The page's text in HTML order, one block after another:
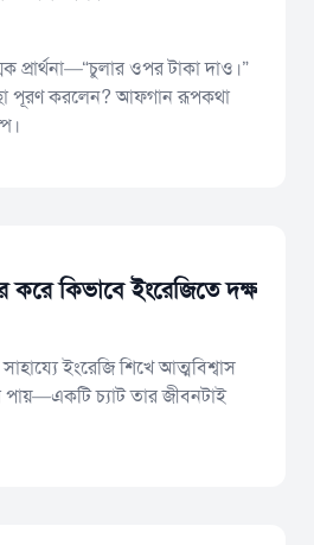
ওপর টাকা দাও।”
পূরণ করলেন? আফগান রূপকথা
করে কিভাবে ইংরেজিতে দক্ষ
ইংরেজি শিখে আত্মবিশ্বাস
পায়—একটি চ্যাট তার জীবনটাই